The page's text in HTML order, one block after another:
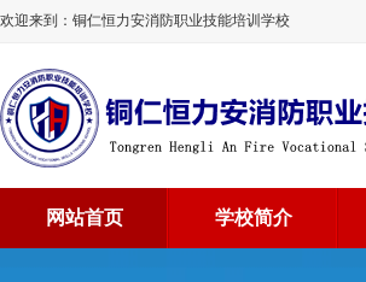
欢迎来到：铜仁恒力安消防职业技能培训学校
网站首页 学校简介